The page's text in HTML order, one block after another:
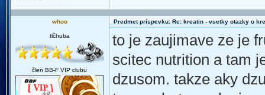
whoo Predmet príspevku: Re: kreatin - vsetky otazky o
tlčhuba
člen BB-F VIP clubu
to je zaujimave ze je
scitec nutrition a tam
dzusom. takze aky